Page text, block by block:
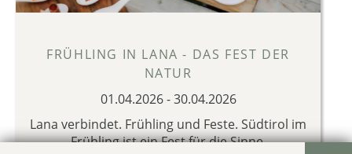
FRÜHLING IN LANA - DAS FEST DER
NATUR
01.04.2026-30.04.2026
Lana verbindet. Frühling und Feste. Südtirol im
Frühling ist ein Fest für die Sinne.